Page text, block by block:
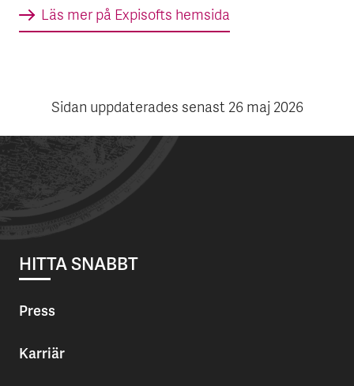
Läs mer på Expisofts hemsida
Sidan uppdaterades senast 26 maj 2026
HITTA SNABBT
Press
Karriär